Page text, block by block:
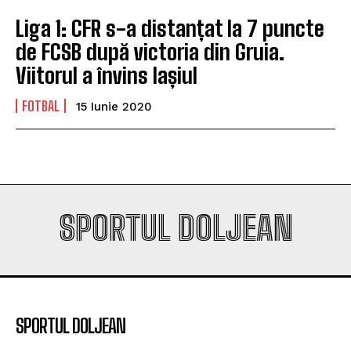
Liga 1: CFR s-a distanțat la 7 puncte
de FCSB după victoria din Gruia.
Viitorul a învins Iașiul
FOTBAL 15 Iunie 2020
SPORTUL DOLJEAN
SPORTUL DOLJEAN